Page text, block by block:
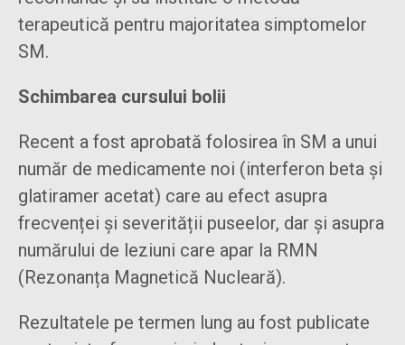
terapeutică pentru majoritatea simptomelor
SM.
Schimbarea cursului bolii
Recent a fost aprobată folosirea în SM a unui
număr de medicamente noi (interferon beta și
glatiramer acetat) care au efect asupra
frecvenței și severității puseelor, dar și asupra
numărului de leziuni care apar la RMN
(Rezonanța Magnetică Nucleară).
Rezultatele pe termen lung au fost publicate